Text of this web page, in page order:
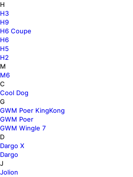
H
H3
H9
H6 Coupe
H6
H5
H2
M
M6
C
Cool Dog
G
GWM Poer KingKong
GWM Poer
GWM Wingle 7
D
Dargo X
Dargo
J
Jolion